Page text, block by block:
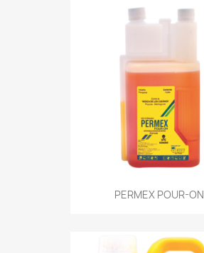
PERMEX POUR-ON